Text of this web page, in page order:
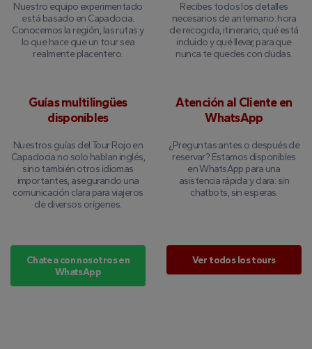
Nuestro equipo experimentado
está basado en Capadocia.
Conocemos la región, las rutas y
lo que hace que un tour sea
realmente placentero.
Recibes todos los detalles
necesarios de antemano: hora
de recogida, itinerario, qué está
incluido y qué llevar, para que
nunca te quedes con dudas.
Guías multilingües
disponibles
Nuestros guías del Tour Rojo en
Capadocia no solo hablan inglés,
sino también otros idiomas
importantes, asegurando una
comunicación clara para viajeros
de diversos orígenes.
Atención al Cliente en
WhatsApp
¿Preguntas antes o después de
reservar? Estamos disponibles
en WhatsApp para una
asistencia rápida y clara: sin
chatbots, sin esperas.
Chatea con nosotros en
WhatsApp
Ver todos los tours